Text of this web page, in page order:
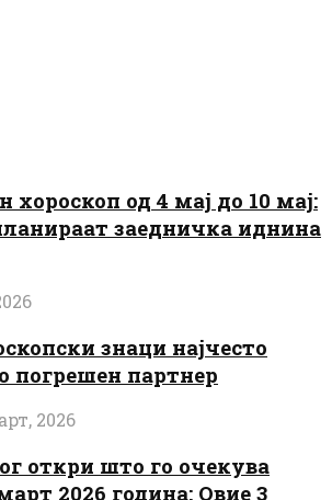
хороскоп од 4 мај до 10 мај:
заедничка иднина
знаци најчесто
погрешен партнер
2026
откри што го очекува
2026 година: Овие 3